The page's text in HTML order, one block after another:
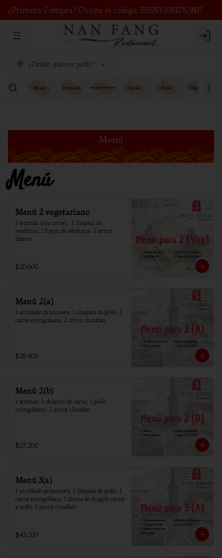
¿Primera Compra? Ocupa el código: BIENVENIDONF
Abrir menu de navegación Login
¿Dónde quieres pedir?
Menú
Menú 2 vegetariano
1 wantan (sin carne),  1 chapsui de
verduras, 1 fuyon de verduras, 2 arroz
blanco
$26.600
Menú 2(a)
1 arrollado primavera, 1 chapsui de pollo, 1
carne mongoliana, 2 arroz chaufan
$28.400
Menú 2(b)
1 wantan, 1 chapsui de carne, 1 pollo
mongoliano, 2 arroz chaufan
$27.200
Menú 3(a)
1 arrollado primavera, 1 chapsui de pollo, 1
carne mongoliana, 1 diente de dragón carne
y pollo, 3 arroz chaufan
$43.200